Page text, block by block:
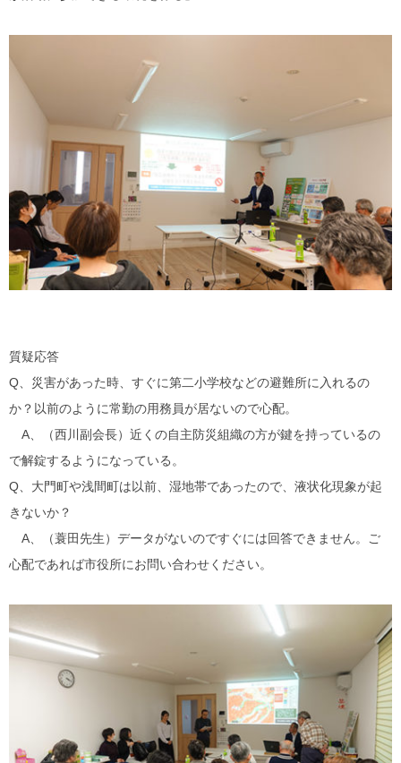
質疑応答
Q、災害があった時、すぐに第二小学校などの避難所に入れるの
か？以前のように常勤の用務員が居ないので心配。
A、（西川副会長）近くの自主防災組織の方が鍵を持っているの
で解錠するようになっている。
Q、大門町や浅間町は以前、湿地帯であったので、液状化現象が起
きないか？
A、（蓑田先生）データがないのですぐには回答できません。ご
心配であれば市役所にお問い合わせください。